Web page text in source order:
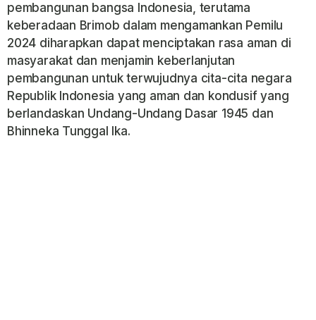
pembangunan bangsa Indonesia, terutama
keberadaan Brimob dalam mengamankan Pemilu
2024 diharapkan dapat menciptakan rasa aman di
masyarakat dan menjamin keberlanjutan
pembangunan untuk terwujudnya cita-cita negara
Republik Indonesia yang aman dan kondusif yang
berlandaskan Undang-Undang Dasar 1945 dan
Bhinneka Tunggal Ika.